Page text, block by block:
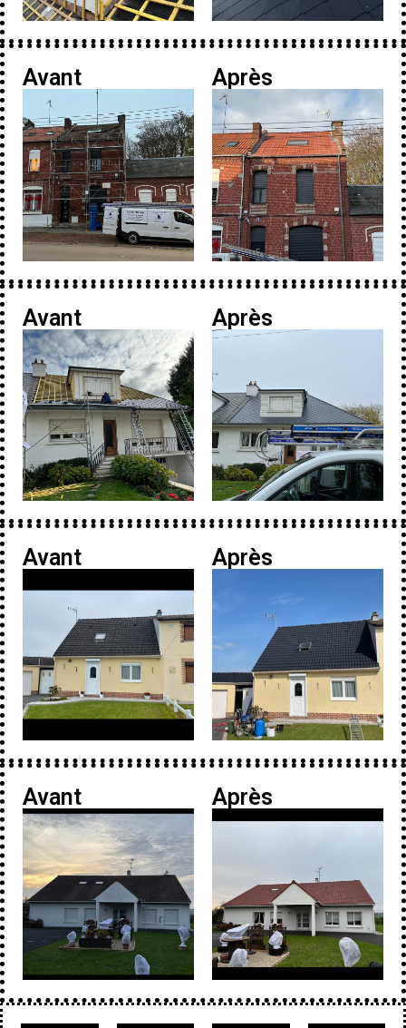
Avant Après
Avant Après
Avant Après
Avant Après